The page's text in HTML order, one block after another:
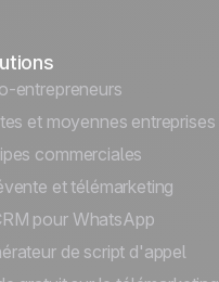
entrepreneurs
et moyennes entreprises
commerciales
et télémarketing
pour WhatsApp
de script d'appel